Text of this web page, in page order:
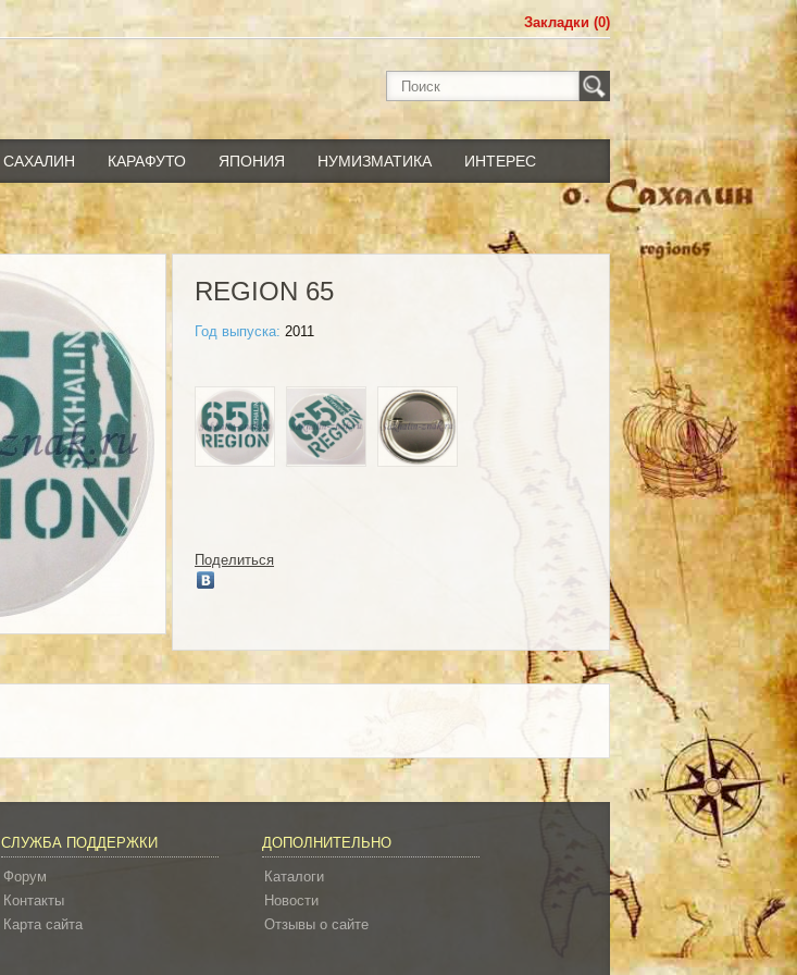
Закладки (0)
САХАЛИН КАРАФУТО ЯПОНИЯ НУМИЗМАТИКА ИНТЕРЕС
REGION 65
Год выпуска: 2011
Поделиться
СЛУЖБА ПОДДЕРЖКИ
Форум
Контакты
Карта сайта
ДОПОЛНИТЕЛЬНО
Каталоги
Новости
Отзывы о сайте